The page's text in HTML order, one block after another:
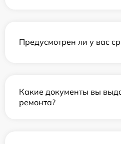
Предусмотрен ли у вас
Какие документы вы
ремонта?